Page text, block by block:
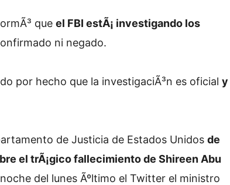
que el FBI estÃ¡ investigando los
ni negado.
por hecho que la investigaciÃ³n es oficial y
de Justicia de Estados Unidos de
el trÃ¡gico fallecimiento de Shireen Abu
del lunes Ãºltimo el Twitter el ministro